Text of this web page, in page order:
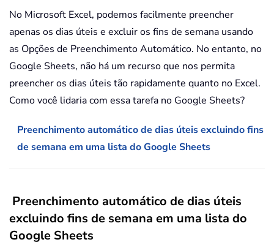
No Microsoft Excel, podemos facilmente preencher
apenas os dias úteis e excluir os fins de semana usando
as Opções de Preenchimento Automático. No entanto, no
Google Sheets, não há um recurso que nos permita
preencher os dias úteis tão rapidamente quanto no Excel.
Como você lidaria com essa tarefa no Google Sheets?
Preenchimento automático de dias úteis excluindo fins
de semana em uma lista do Google Sheets
Preenchimento automático de dias úteis
excluindo fins de semana em uma lista do
Google Sheets